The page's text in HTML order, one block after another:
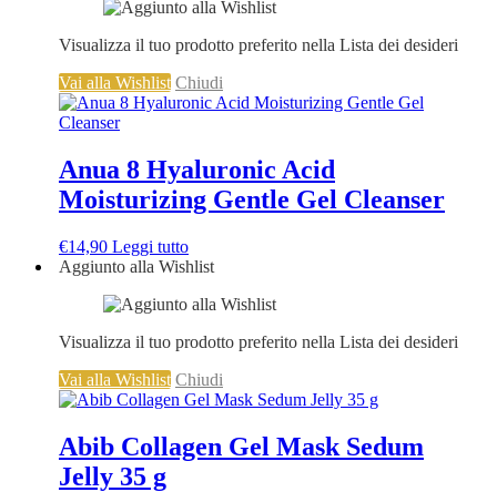
Visualizza il tuo prodotto preferito nella Lista dei desideri
Vai alla Wishlist Chiudi
Anua 8 Hyaluronic Acid
Moisturizing Gentle Gel Cleanser
€14,90 Leggi tutto
Aggiunto alla Wishlist
Visualizza il tuo prodotto preferito nella Lista dei desideri
Vai alla Wishlist Chiudi
Abib Collagen Gel Mask Sedum
Jelly 35 g